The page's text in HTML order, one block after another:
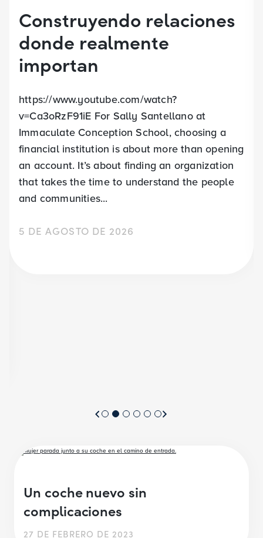
Construyendo relaciones
donde realmente
importan
https://www.youtube.com/watch?
v=Ca3oRzF91iE For Sally Santellano at
Immaculate Conception School, choosing a
financial institution is about more than opening
an account. It’s about finding an organization
that takes the time to understand the people
and communities...
5 DE AGOSTO DE 2026
Un coche nuevo sin
complicaciones
27 DE FEBRERO DE 2023